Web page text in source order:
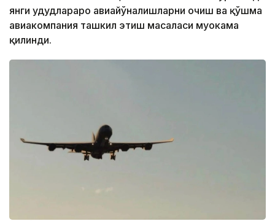
янги ҳудудлараро авиайўналишларни очиш ва қўшма
авиакомпания ташкил этиш масаласи муҳокама
қилинди.